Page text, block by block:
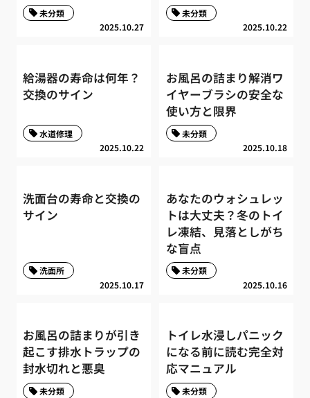
2025.10.27
未分類
2025.10.22
未分類
給湯器の寿命は何年？
交換のサイン
2025.10.22
水道修理
お風呂の詰まり解消ワ
イヤーブラシの安全な
使い方と限界
2025.10.18
未分類
洗面台の寿命と交換の
サイン
2025.10.17
洗面所
あなたのウォシュレッ
トは大丈夫？冬のトイ
レ凍結、見落としがち
な盲点
2025.10.16
未分類
お風呂の詰まりが引き
起こす排水トラップの
封水切れと悪臭
未分類
トイレ水浸しパニック
になる前に読む完全対
応マニュアル
未分類